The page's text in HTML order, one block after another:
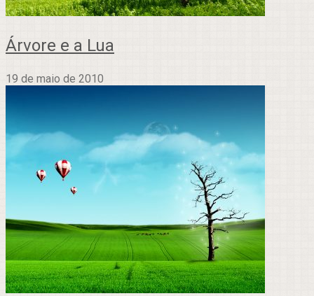
Árvore e a Lua
19 de maio de 2010